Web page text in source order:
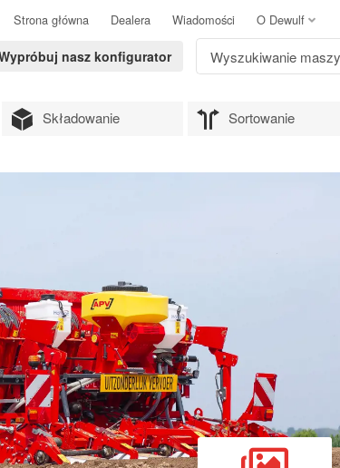
Strona główna Dealera Wiadomości O Dewulf
nasz konfigurator
Składowanie Sortowanie